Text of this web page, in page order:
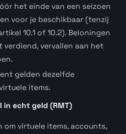
het einde van een seizoen
voor je beschikbaar (tenzij
10.1 of 10.2). Beloningen
vervallen aan het
gelden dezelfde
items.
in echt geld (RMT)
om virtuele items, accounts,